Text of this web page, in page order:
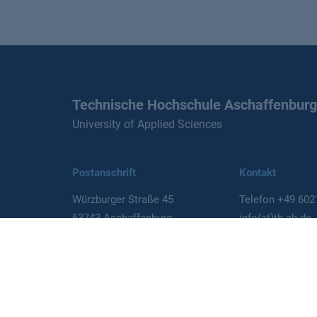
Technische Hochschule Aschaffenburg
University of Applied Sciences
Postanschrift
Würzburger Straße 45
63743 Aschaffenburg
Kontakt
Telefon +49
info(at)th-ab.de